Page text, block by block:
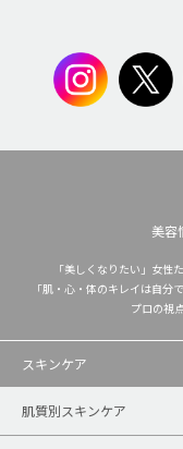
美容
「美しくなりたい」女性
「肌・心・体のキレイは自
プロの視
スキンケア
肌質別スキンケア